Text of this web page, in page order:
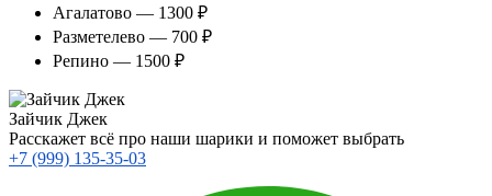
Агалатово — 1300 ₽
Разметелево — 700 ₽
Репино — 1500 ₽
Зайчик Джек
Расскажет всё про наши шарики и поможет выбрать
+7 (999) 135-35-03